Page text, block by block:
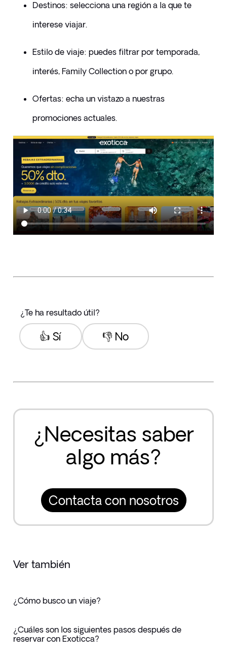
Destinos: selecciona una región a la que te
interese viajar.
Estilo de viaje: puedes filtrar por temporada,
interés, Family Collection o por grupo.
Ofertas: echa un vistazo a nuestras
promociones actuales.
¿Te ha resultado útil?
👎 No
👍 Sí
¿Necesitas saber
algo más?
Contacta con nosotros
Ver también
¿Cómo busco un viaje?
¿Cuáles son los siguientes pasos después de
reservar con Exoticca?